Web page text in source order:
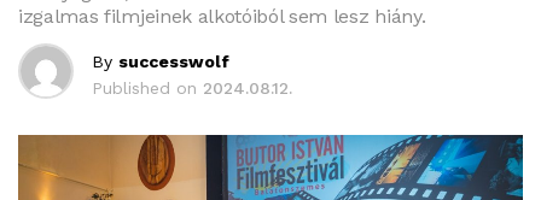
izgalmas filmjeinek alkotóiból sem lesz hiány.
By successwolf
Published on 2024.08.12.